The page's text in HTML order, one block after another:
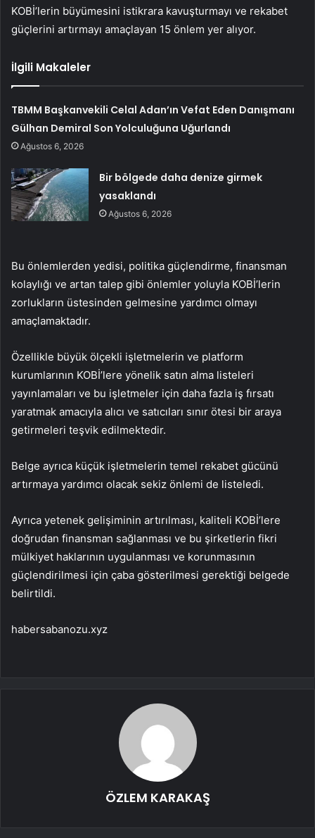
KOBİ’lerin büyümesini istikrara kavuşturmayı ve rekabet
güçlerini artırmayı amaçlayan 15 önlem yer alıyor.
İlgili Makaleler
TBMM Başkanvekili Celal Adan’ın Vefat Eden Danışmanı
Gülhan Demiral Son Yolculuğuna Uğurlandı
Ağustos 6, 2026
Bir bölgede daha denize girmek
yasaklandı
Ağustos 6, 2026
Bu önlemlerden yedisi, politika güçlendirme, finansman
kolaylığı ve artan talep gibi önlemler yoluyla KOBİ’lerin
zorlukların üstesinden gelmesine yardımcı olmayı
amaçlamaktadır.
Özellikle büyük ölçekli işletmelerin ve platform
kurumlarının KOBİ’lere yönelik satın alma listeleri
yayınlamaları ve bu işletmeler için daha fazla iş fırsatı
yaratmak amacıyla alıcı ve satıcıları sınır ötesi bir araya
getirmeleri teşvik edilmektedir.
Belge ayrıca küçük işletmelerin temel rekabet gücünü
artırmaya yardımcı olacak sekiz önlemi de listeledi.
Ayrıca yetenek gelişiminin artırılması, kaliteli KOBİ’lere
doğrudan finansman sağlanması ve bu şirketlerin fikri
mülkiyet haklarının uygulanması ve korunmasının
güçlendirilmesi için çaba gösterilmesi gerektiği belgede
belirtildi.
habersabanozu.xyz
ÖZLEM KARAKAŞ